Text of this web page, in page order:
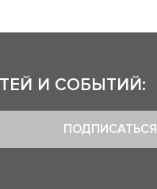
И СОБЫТИЙ:
ПОДПИСАТЬСЯ